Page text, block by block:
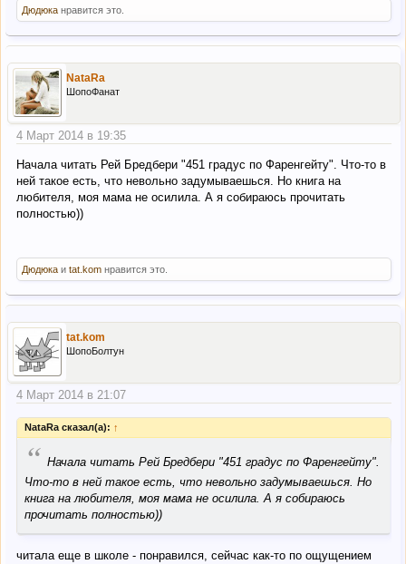
Дюдюка нравится это.
NataRa
ШопоФанат
4 Март 2014 в 19:35
Начала читать Рей Бредбери "451 градус по Фаренгейту". Что-то в
ней такое есть, что невольно задумываешься. Но книга на
любителя, моя мама не осилила. А я собираюсь прочитать
полностью))
Дюдюка и tat.kom нравится это.
tat.kom
ШопоБолтун
4 Март 2014 в 21:07
NataRa сказал(а): ↑
“ Начала читать Рей Бредбери "451 градус по Фаренгейту".
Что-то в ней такое есть, что невольно задумываешься. Но
книга на любителя, моя мама не осилила. А я собираюсь
прочитать полностью))
читала еще в школе - понравился, сейчас как-то по ощущением